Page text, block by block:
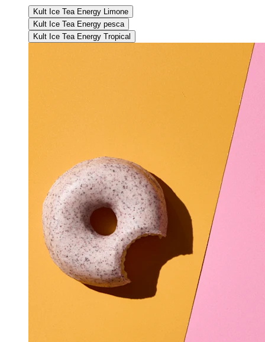
Kult Ice Tea Energy Limone
Kult Ice Tea Energy pesca
Kult Ice Tea Energy Tropical